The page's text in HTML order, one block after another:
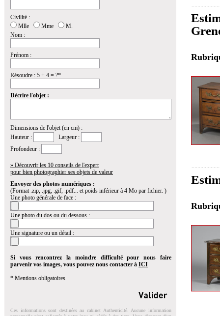
Civilité :
Mlle
Mme
M.
Nom :
Prénom :
Résoudre : 5 + 4 = ?*
Décrire l'objet :
Dimensions de l'objet (en cm) :
Hauteur :
Largeur :
Profondeur :
» Découvrir les 10 conseils de l'expert
pour bien photographier ses objets de valeur
Envoyer des photos numériques :
(Format .zip, .jpg, .gif, .pdf... et poids inférieur à 4 Mo par fichier. )
Une photo générale de face :
Une photo du dos ou du dessous :
Une signature ou un détail :
Si vous rencontrez la moindre difficulté pour nous faire
parvenir vos images, vous pouvez nous contacter à ICI
* Mentions obligatoires
Ces informations sont destinées au cabinet Authenticité. Aucune information